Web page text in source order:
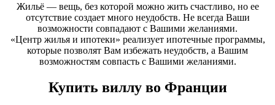
Жильё — вещь, без которой можно жить счастливо, но ее
отсутствие создает много неудобств. Не всегда Ваши
возможности совпадают с Вашими желаниями.
«Центр жилья и ипотеки» реализует ипотечные программы,
которые позволят Вам избежать неудобств, а Вашим
возможностям совпасть с Вашими желаниями.
Купить виллу во Франции